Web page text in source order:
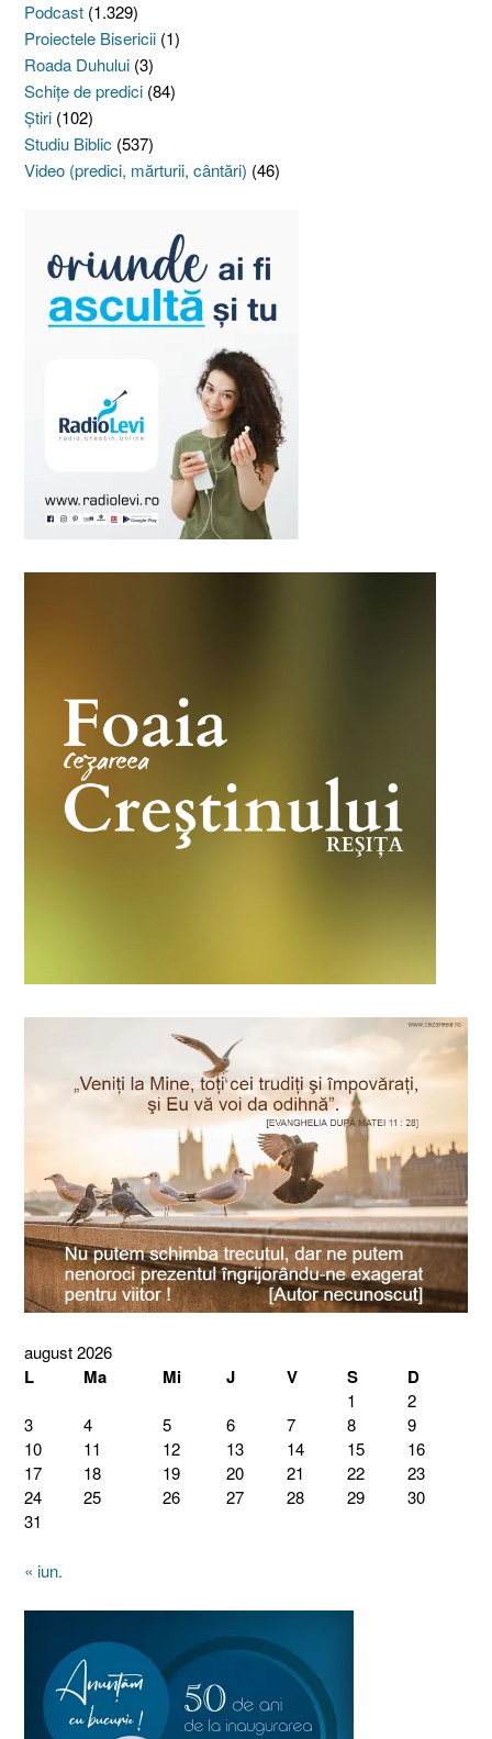
Podcast (1.329)
Proiectele Bisericii (1)
Roada Duhului (3)
Schiţe de predici (84)
Ştiri (102)
Studiu Biblic (537)
Video (predici, mărturii, cântări) (46)
august 2026
L Ma Mi J V S D
1
2
3
4 5 6 7 8
9
10
11 12 13 14 15
16
17
18 19 20 21 22
23
24
25 26 27 28 29
30
31
« iun.